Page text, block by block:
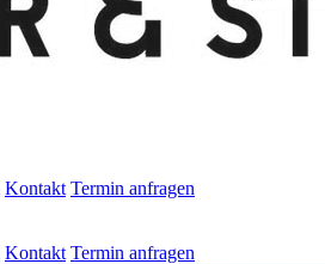
Kontakt Termin anfragen
Kontakt Termin anfragen